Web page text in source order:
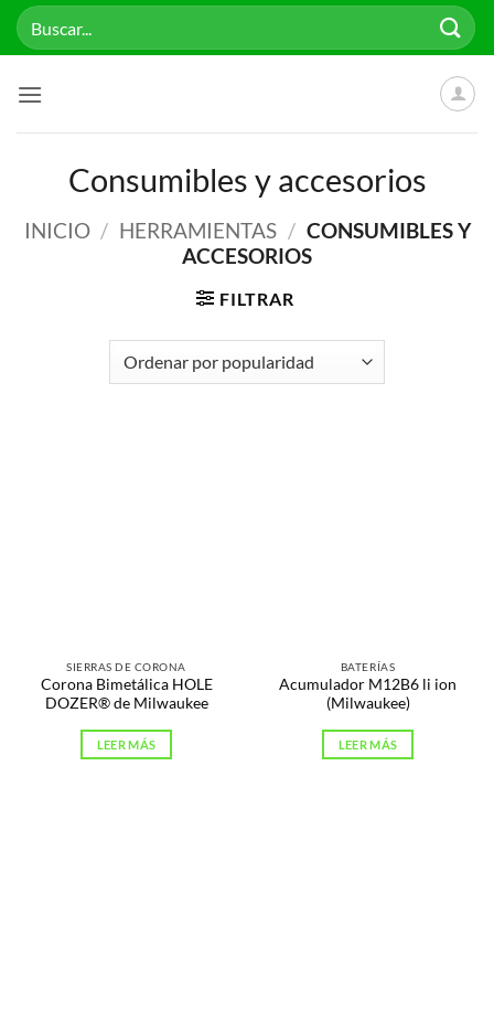
Saltar
Buscar
por:
Consumibles y accesorios
INICIO / HERRAMIENTAS / CONSUMIBLES Y
ACCESORIOS
FILTRAR
SIERRAS DE CORONA
Corona Bimetálica HOLE
DOZER® de Milwaukee
LEER MÁS
BATERÍAS
Acumulador M12B6 li ion
(Milwaukee)
LEER MÁS